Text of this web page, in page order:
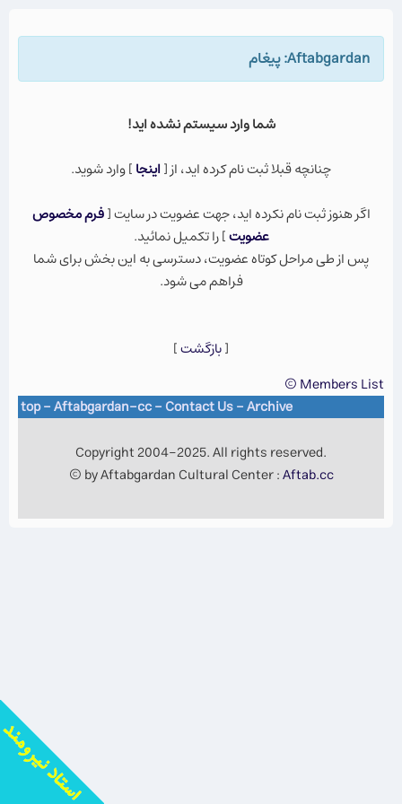
Aftabgardan: پيغام
شما وارد سيستم نشده ايد!
چنانچه قبلا ثبت نام كرده ايد، از [اينجا] وارد شويد.
اگر هنوز ثبت نام نكرده ايد، جهت عضویت در سایت [فرم مخصوص
عضویت] را تکمیل نمائید.
پس از طی مراحل کوتاه عضویت، دسترسی به این بخش برای شما
فراهم می شود.
[بازگشت]
Members List ©
top-Aftabgardan-cc-Contact Us -Archive
Copyright 2004-2025. All rights reserved.
© by Aftabgardan Cultural Center :Aftab.cc